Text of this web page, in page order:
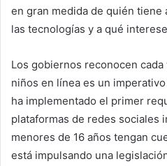
en gran medida de quién tiene
las tecnologías y a qué
Los gobiernos reconocen
niños en línea es un
ha implementado el primer
plataformas de redes sociales
menores de 16 años tengan
está impulsando una